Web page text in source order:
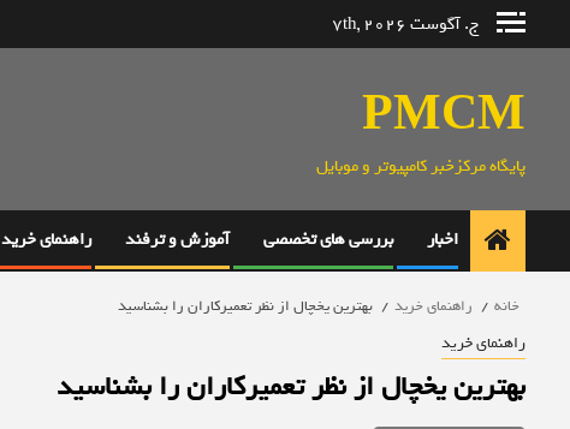
ج. آگوست 7th, 2026
PMCM
پایگاه مرکزخبر کامپیوتر و موبایل
اخبار بررسی های تخصصی آموزش و ترفند راهنمای خرید
خانه راهنمای خرید بهترین یخچال از نظر تعمیرکاران را بشناسید
راهنمای خرید
بهترین یخچال از نظر تعمیرکاران را بشناسید